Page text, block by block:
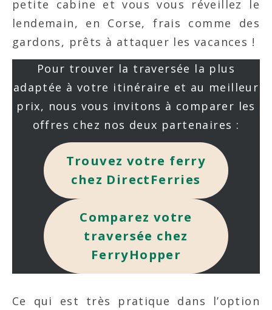
petite cabine et vous vous réveillez le
lendemain, en Corse, frais comme des
gardons, prêts à attaquer les vacances !
Pour trouver la traversée la plus
adaptée à votre itinéraire et au meilleur
prix, nous vous invitons à comparer les
offres chez nos deux partenaires :
Trouvez votre ferry
chez DirectFerries
Comparez votre
traversée chez
FerryHopper
Ce qui est très pratique dans l’option